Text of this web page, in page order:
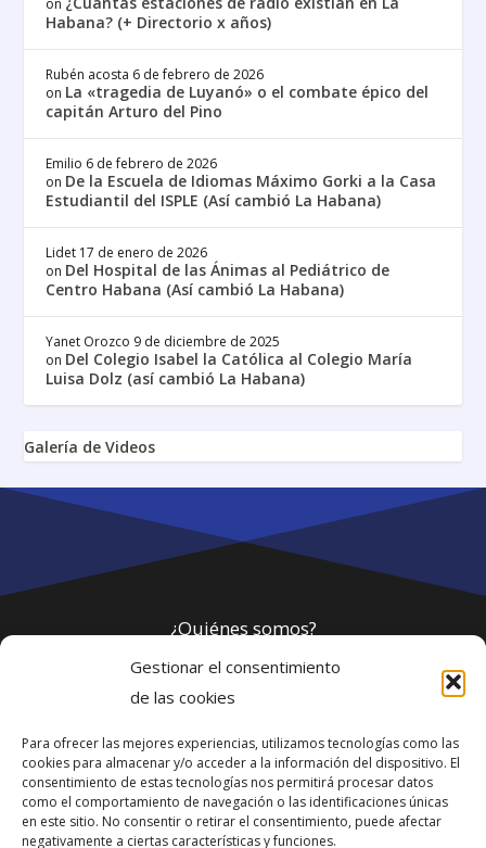
Gestionar el consentimiento
de las cookies
Para ofrecer las mejores experiencias, utilizamos tecnologías como las
cookies para almacenar y/o acceder a la información del dispositivo. El
consentimiento de estas tecnologías nos permitirá procesar datos
como el comportamiento de navegación o las identificaciones únicas
en este sitio. No consentir o retirar el consentimiento, puede afectar
negativamente a ciertas características y funciones.
Habana? (+ Directorio x años)
Rubén acosta 6 de febrero de 2026
on La «tragedia de Luyanó» o el combate épico del
capitán Arturo del Pino
Emilio 6 de febrero de 2026
on De la Escuela de Idiomas Máximo Gorki a la Casa
Estudiantil del ISPLE (Así cambió La Habana)
Lidet 17 de enero de 2026
on Del Hospital de las Ánimas al Pediátrico de
Centro Habana (Así cambió La Habana)
Yanet Orozco 9 de diciembre de 2025
on Del Colegio Isabel la Católica al Colegio María
Luisa Dolz (así cambió La Habana)
Galería de Videos
¿Quiénes somos?
Política de privacidad
Webmaster
soporte@fotosdlahabana.com
Nuestro e-mail: